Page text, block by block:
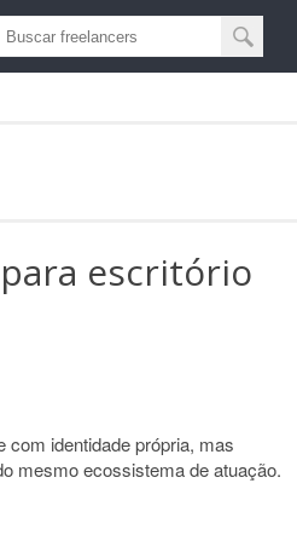
escritório
identidade própria, mas
mesmo ecossistema de atuação.